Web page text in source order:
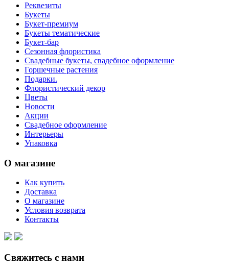
Реквезиты
Букеты
Букет-премиум
Букеты тематические
Букет-бар
Сезонная флористика
Свадебные букеты, свадебное оформление
Горшечные растения
Подарки.
Флористический декор
Цветы
Новости
Акции
Свадебное оформление
Интерьеры
Упаковка
О магазине
Как купить
Доставка
О магазине
Условия возврата
Контакты
Свяжитесь с нами